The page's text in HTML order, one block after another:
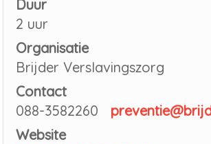
Duur
2 uur
Organisatie
Brijder Verslavingszorg
Contact
088-3582260
Website